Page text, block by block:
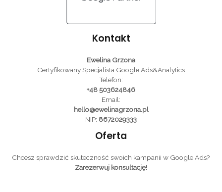
Kontakt
Ewelina Grzona
Certyfikowany Specjalista Google Ads&Analytics
Telefon:
+48 503624846
Email:
hello@ewelinagrzona.pl
NIP: 8672029333
Oferta
Chcesz sprawdzić skuteczność swoich kampanii w Google Ads?
Zarezerwuj konsultację!